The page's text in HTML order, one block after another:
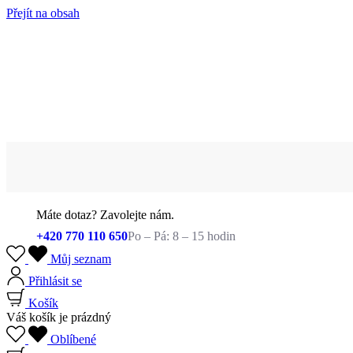
Přejít na obsah
Máte dotaz? Zavolejte nám.
+420 770 110 650Po – Pá: 8 – 15 hodin
Můj seznam
Přihlásit se
Košík
Váš košík je prázdný
Oblíbené